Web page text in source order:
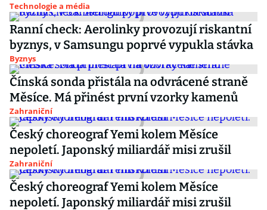
Technologie a média
Ranní check: Aerolinky provozují riskantní
byznys, v Samsungu poprvé vypukla stávka
Byznys
Čínská sonda přistála na odvrácené straně
Měsíce. Má přinést první vzorky kamenů
Zahraniční
Český choreograf Yemi kolem Měsíce
nepoletí. Japonský miliardář misi zrušil
Zahraniční
Český choreograf Yemi kolem Měsíce
nepoletí. Japonský miliardář misi zrušil